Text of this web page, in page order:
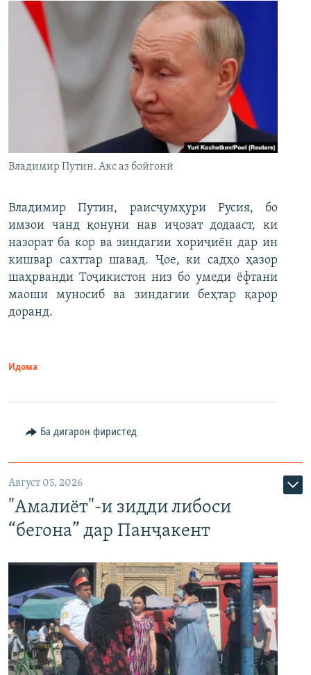
Владимир Путин. Акс аз бойгонӣ
Владимир Путин, раисҷумҳури Русия, бо
имзои чанд қонуни нав иҷозат додааст, ки
назорат ба кор ва зиндагии хориҷиён дар ин
кишвар сахттар шавад. Ҷое, ки садҳо ҳазор
шаҳрванди Тоҷикистон низ бо умеди ёфтани
маоши муносиб ва зиндагии беҳтар қарор
доранд.
Идома
Ба дигарон фиристед
Август 05, 2026
"Амалиёт"-и зидди либоси
“бегона” дар Панҷакент